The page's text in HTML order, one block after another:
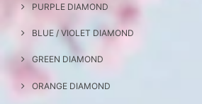
PURPLE DIAMOND
BLUE / VIOLET DIAMOND
GREEN DIAMOND
ORANGE DIAMOND